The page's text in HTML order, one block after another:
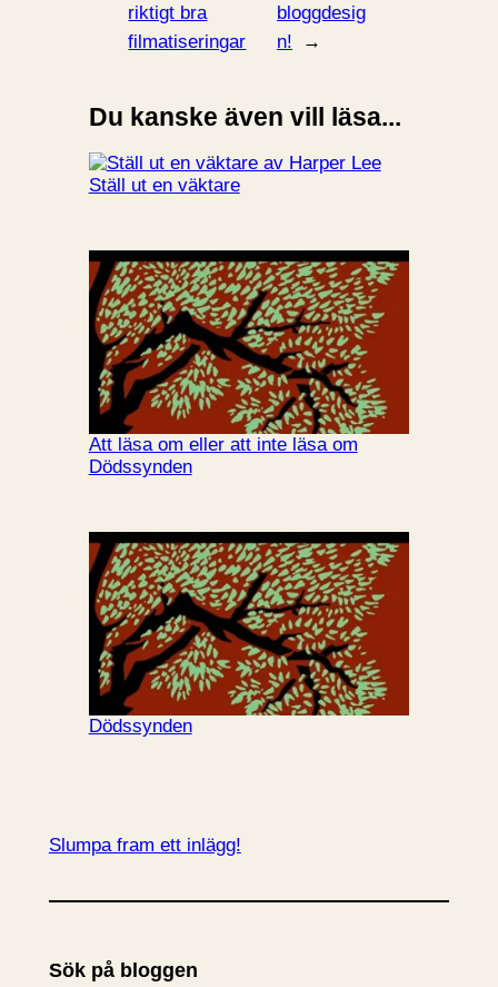
riktigt bra
filmatiseringar
bloggdesig
n!
→
Du kanske även vill läsa...
Ställ ut en väktare
Att läsa om eller att inte läsa om
Dödssynden
Dödssynden
Slumpa fram ett inlägg!
Sök på bloggen